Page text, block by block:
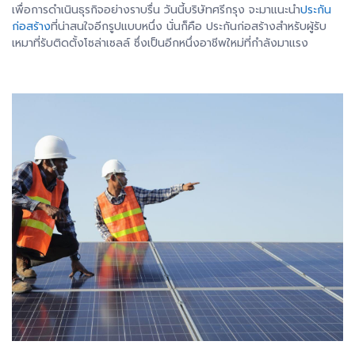
เพื่อการดำเนินธุรกิจอย่างราบรื่น วันนี้บริษัทศรีกรุง จะมาแนะนำประกัน
ก่อสร้างที่น่าสนใจอีกรูปแบบหนึ่ง นั่นก็คือ ประกันก่อสร้างสำหรับผู้รับ
เหมาที่รับติดตั้งโซล่าเซลล์ ซึ่งเป็นอีกหนึ่งอาชีพใหม่ที่กำลังมาแรง